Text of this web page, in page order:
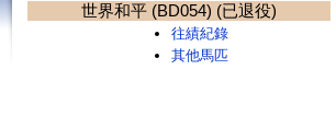
世界和平 (BD054) (已退役)
往績紀錄
其他馬匹